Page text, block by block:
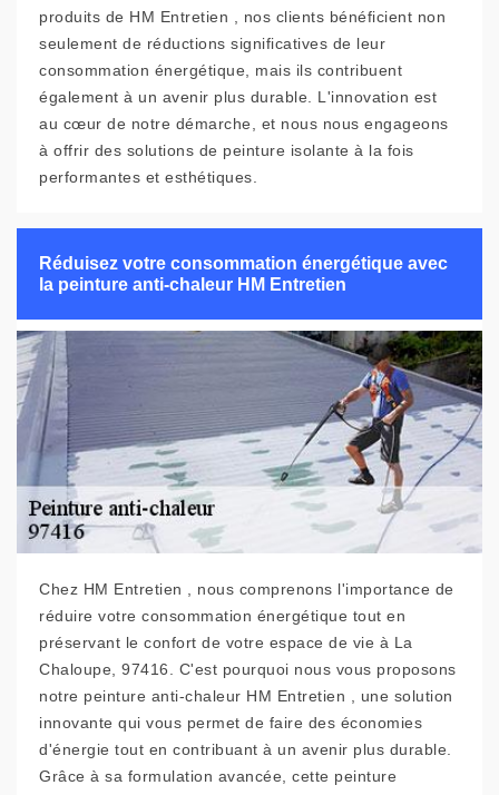
produits de HM Entretien , nos clients bénéficient non
seulement de réductions significatives de leur
consommation énergétique, mais ils contribuent
également à un avenir plus durable. L'innovation est
au cœur de notre démarche, et nous nous engageons
à offrir des solutions de peinture isolante à la fois
performantes et esthétiques.
Réduisez votre consommation énergétique avec
la peinture anti-chaleur HM Entretien
Chez HM Entretien , nous comprenons l'importance de
réduire votre consommation énergétique tout en
préservant le confort de votre espace de vie à La
Chaloupe, 97416. C'est pourquoi nous vous proposons
notre peinture anti-chaleur HM Entretien , une solution
innovante qui vous permet de faire des économies
d'énergie tout en contribuant à un avenir plus durable.
Grâce à sa formulation avancée, cette peinture